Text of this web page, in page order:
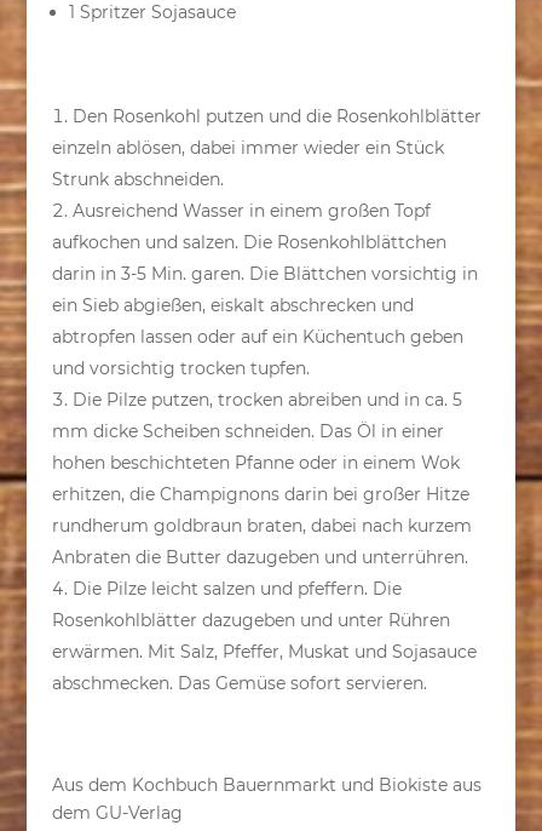
1 Spritzer Sojasauce
Den Rosenkohl putzen und die Rosenkohlblätter
einzeln ablösen, dabei immer wieder ein Stück
Strunk abschneiden.
Ausreichend Wasser in einem großen Topf
aufkochen und salzen. Die Rosenkohlblättchen
darin in 3-5 Min. garen. Die Blättchen vorsichtig in
ein Sieb abgießen, eiskalt abschrecken und
abtropfen lassen oder auf ein Küchentuch geben
und vorsichtig trocken tupfen.
Die Pilze putzen, trocken abreiben und in ca. 5
mm dicke Scheiben schneiden. Das Öl in einer
hohen beschichteten Pfanne oder in einem Wok
erhitzen, die Champignons darin bei großer Hitze
rundherum goldbraun braten, dabei nach kurzem
Anbraten die Butter dazugeben und unterrühren.
Die Pilze leicht salzen und pfeffern. Die
Rosenkohlblätter dazugeben und unter Rühren
erwärmen. Mit Salz, Pfeffer, Muskat und Sojasauce
abschmecken. Das Gemüse sofort servieren.
Aus dem Kochbuch Bauernmarkt und Biokiste aus
dem GU-Verlag